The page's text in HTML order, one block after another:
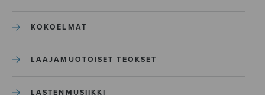
KOKOELMAT
LAAJAMUOTOISET TEOKSET
LASTENMUSIIKKI